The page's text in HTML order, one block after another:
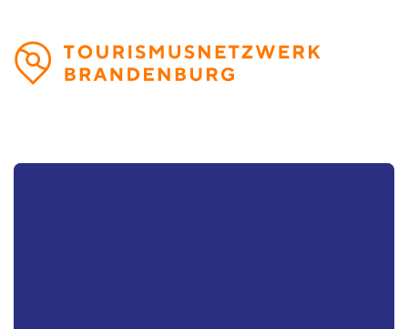
Direkt
zum
Inhalt